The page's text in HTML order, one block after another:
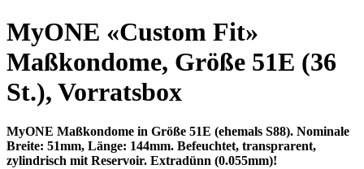
MyONE «Custom Fit»
Maßkondome, Größe 51E (36
St.), Vorratsbox
MyONE Maßkondome in Größe 51E (ehemals S88). Nominale
Breite: 51mm, Länge: 144mm. Befeuchtet, transprarent,
zylindrisch mit Reservoir. Extradünn (0.055mm)!